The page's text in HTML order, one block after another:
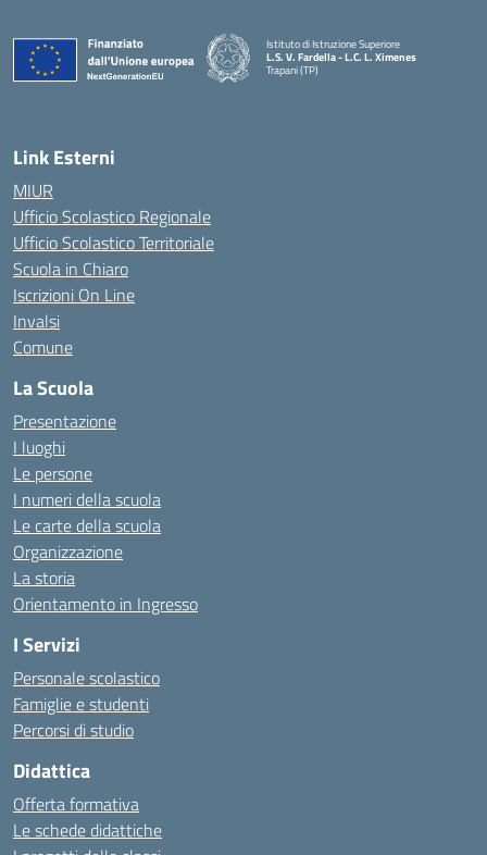
Istituto di Istruzione Superiore
L.S. V. Fardella - L.C. L. Ximenes
Trapani (TP)
Link Esterni
MIUR
Ufficio Scolastico Regionale
Ufficio Scolastico Territoriale
Scuola in Chiaro
Iscrizioni On Line
Invalsi
Comune
La Scuola
Presentazione
I luoghi
Le persone
I numeri della scuola
Le carte della scuola
Organizzazione
La storia
Orientamento in Ingresso
I Servizi
Personale scolastico
Famiglie e studenti
Percorsi di studio
Didattica
Offerta formativa
Le schede didattiche